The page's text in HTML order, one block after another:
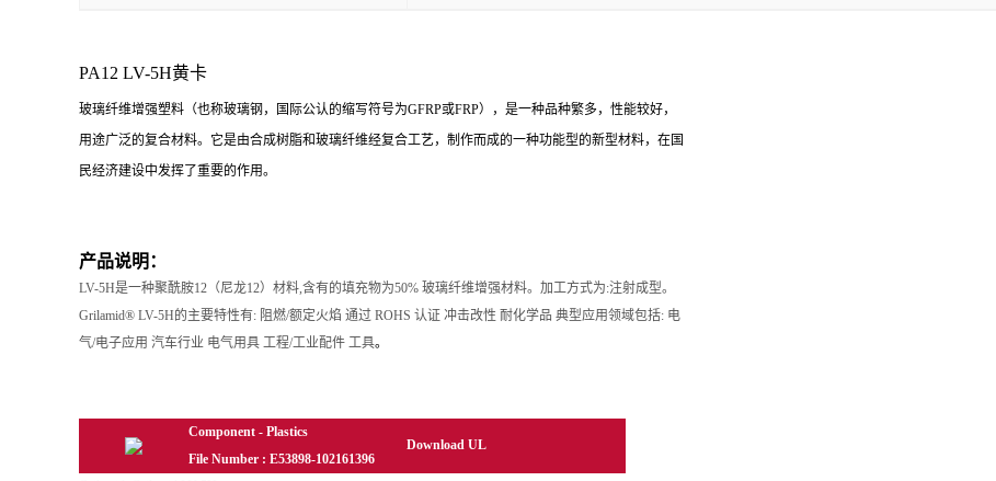
PA12 LV-5H黄卡
玻璃纤维增强塑料（也称玻璃钢，国际公认的缩写符号为GFRP或FRP），是一种品种繁多，性能较好，
用途广泛的复合材料。它是由合成树脂和玻璃纤维经复合工艺，制作而成的一种功能型的新型材料，在国
民经济建设中发挥了重要的作用。
产品说明：
LV-5H是一种聚酰胺12（尼龙12）材料,含有的填充物为50% 玻璃纤维增强材料。加工方式为:注射成型。
Grilamid® LV-5H的主要特性有: 阻燃/额定火焰 通过 ROHS 认证 冲击改性 耐化学品 典型应用领域包括: 电
气/电子应用 汽车行业 电气用具 工程/工业配件 工具。
Component - Plastics
Download UL
File Number : E53898-102161396